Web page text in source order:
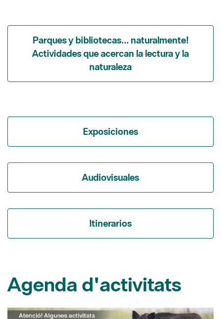
Parques y bibliotecas... naturalmente!
Actividades que acercan la lectura y la
naturaleza
Exposiciones
Audiovisuales
Itinerarios
Agenda d'activitats